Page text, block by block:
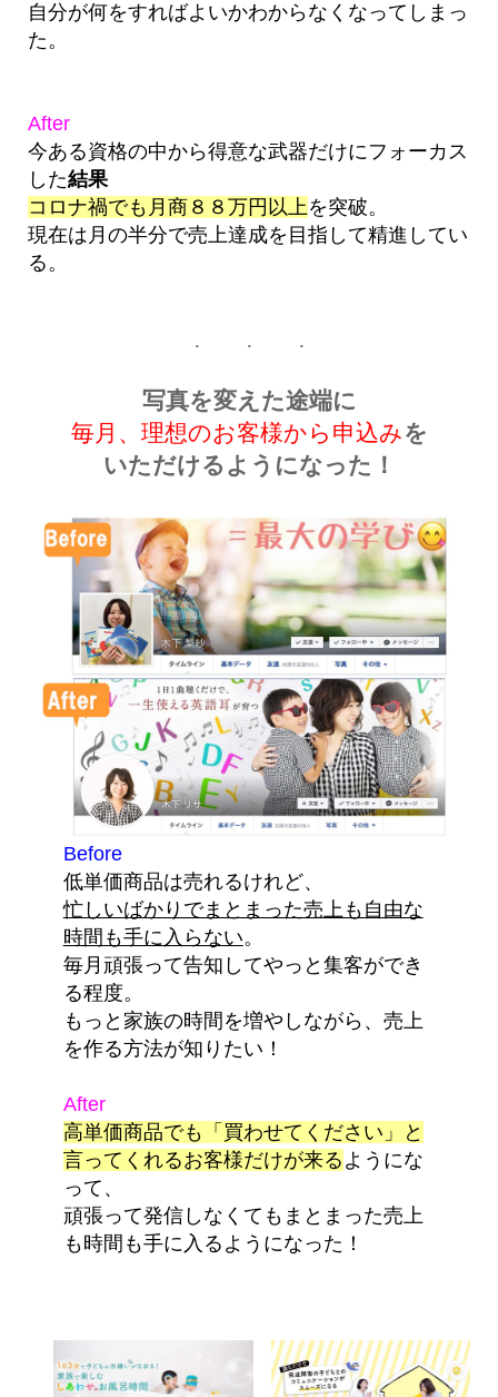
自分が何をすればよいかわからなくなってしまっ
た。
After
今ある資格の中から得意な武器だけにフォーカス
した結果
コロナ禍でも月商８８万円以上を突破。
現在は月の半分で売上達成を目指して精進してい
る。
写真を変えた途端に
毎月、理想のお客様から申込みを
いただけるようになった！
Before
低単価商品は売れるけれど、
忙しいばかりでまとまった売上も自由な
時間も手に入らない。
毎月頑張って告知してやっと集客ができ
る程度。
もっと家族の時間を増やしながら、売上
を作る方法が知りたい！
After
高単価商品でも「買わせてください」と
言ってくれるお客様だけが来る ようにな
って、
頑張って発信しなくてもまとまった売上
も時間も手に入るようになった！